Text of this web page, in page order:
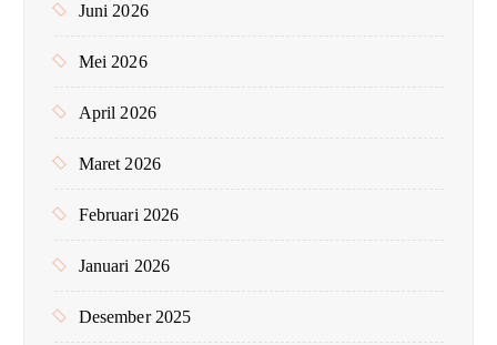
Juni 2026
Mei 2026
April 2026
Maret 2026
Februari 2026
Januari 2026
Desember 2025